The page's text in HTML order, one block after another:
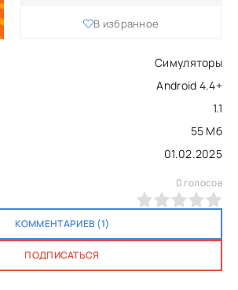
Симуляторы
Android 4.4+
1.1
55 Мб
01.02.2025
В избранное
КОММЕНТАРИЕВ (1)
ПОДПИСАТЬСЯ
0 голосов